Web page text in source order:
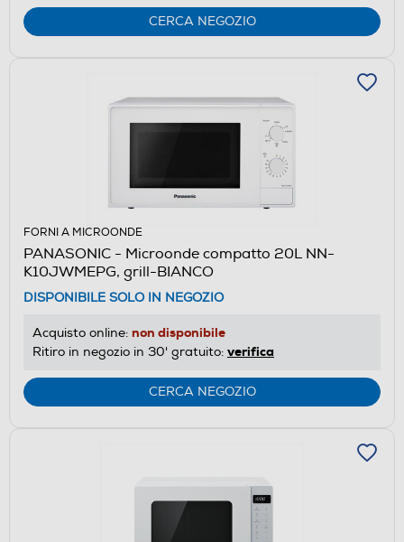
CERCA NEGOZIO
FORNI A MICROONDE
PANASONIC - Microonde compatto 20L NN-
K10JWMEPG, grill-BIANCO
DISPONIBILE SOLO IN NEGOZIO
Acquisto online: non disponibile
Ritiro in negozio in 30' gratuito: verifica
CERCA NEGOZIO